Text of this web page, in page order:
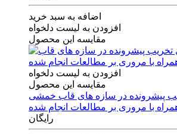
اضافه به سبد خرید
افزودن به لیست دلخواه
مقایسه این محصول
افزودن به لیست دلخواه
مقایسه این محصول
پیشرونده در سازه های قاب خمشی
با مروری بر مطالعات انجام شده
رایگان